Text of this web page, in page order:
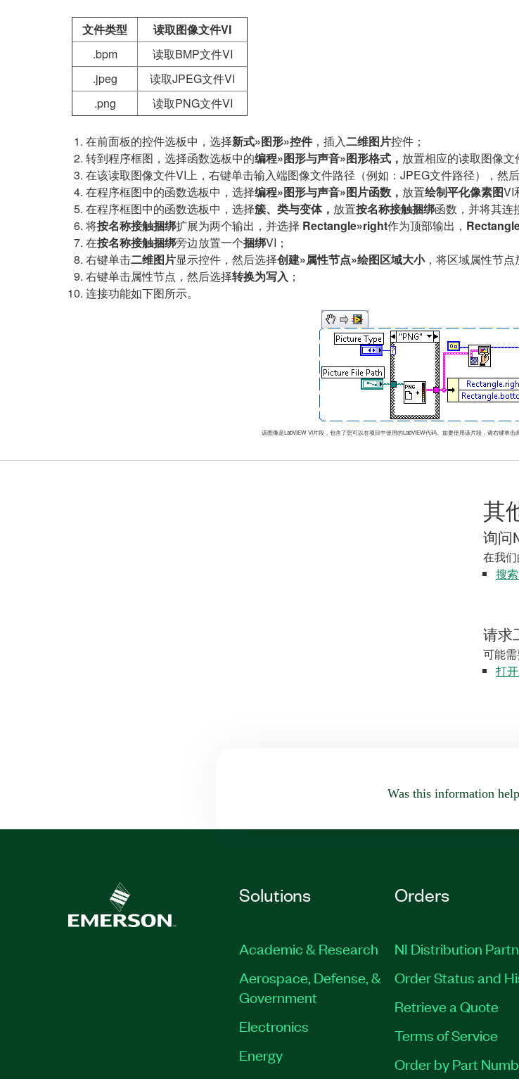
文件类型
读取图像文件VI
.bpm
读取BMP文件VI
.jpeg
读取JPEG文件VI
.png
读取PNG文件VI
在前面板的控件选板中，选择新式»图形»控件，插入二维图片控件；
转到程序框图，选择函数选板中的编程»图形与声音»图形格式， 放置相应的读取图像
在该读取图像文件VI上，右键单击输入端图像文件路径（例如：JPEG文件路径），然
在程序框图中的函数选板中，选择编程»图形与声音»图片函数， 放置绘制平化像素图VI
在程序框图中的函数选板中，选择簇、类与变体， 放置按名称接触捆绑函数，并将其连
将按名称接触捆绑扩展为两个输出，并选择 Rectangle»right作为顶部输出，
在按名称接触捆绑旁边放置一个捆绑VI；
右键单击二维图片显示控件，然后选择创建»属性节点»绘图区域大小，将区域属性节点
右键单击属性节点，然后选择转换为写入 ；
连接功能如下图所示。
该图像是LabVIEW VI片段，包含了您可以在项目中使用的LabVIEW代码。如要使用该片段，请右键单击
其
询问
在我
搜
请求
可能
打
Was this information
Solutions
Academic & Research
Aerospace, Defense, &
Government
Electronics
Energy
Orders
NI Distribution
Order Status and
Retrieve a Quote
Terms of Service
Order by Part